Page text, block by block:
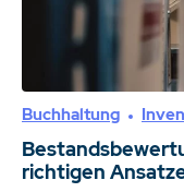
Buchhaltung
richtigen